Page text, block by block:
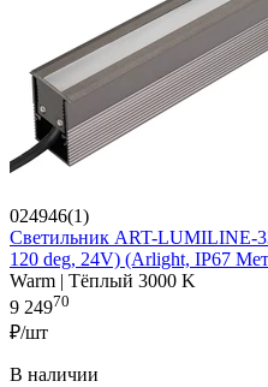
024946(1)
Светильник ART-LUMILINE-
120 deg, 24V) (Arlight, IP67
Warm | Тёплый 3000 K
9 24970
₽/шт
В наличии